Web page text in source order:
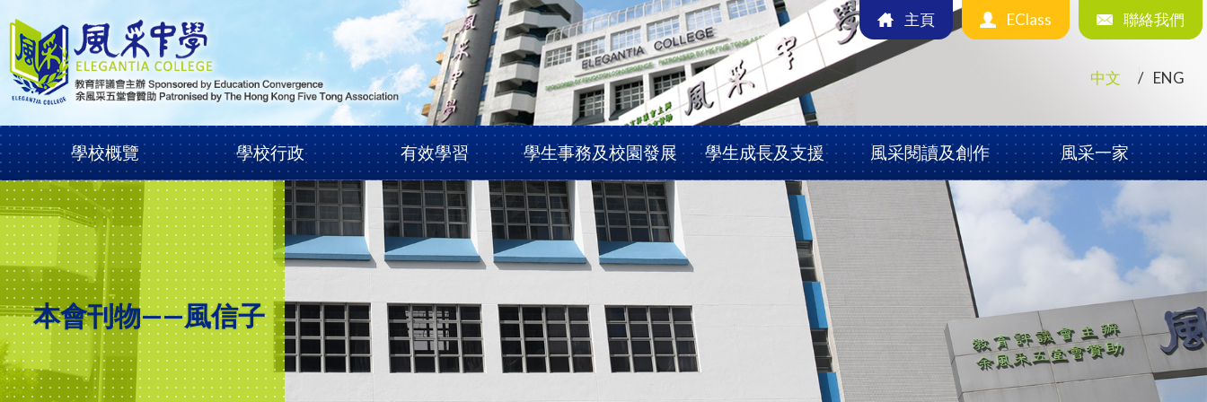
主頁 EClass 聯絡我們
中文 ENG
學校概覽 學校行政 有效學習 學生事務及校園發展 學生成長及支援 風采閱讀及創作 風采一家
本會刊物——風信子